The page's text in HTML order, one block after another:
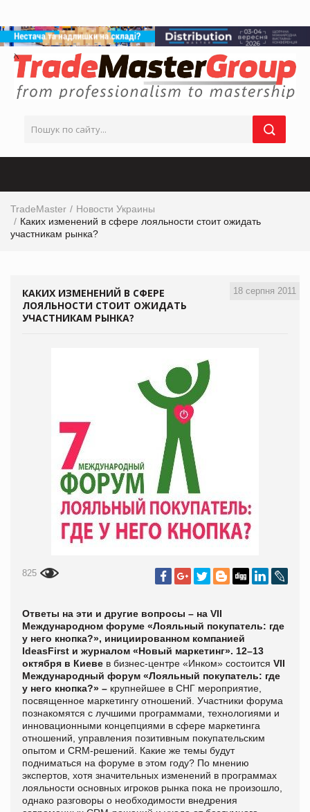
TradeMaster
Новости Украины
Каких изменений в сфере лояльности стоит ожидать
участникам рынка?
18 серпня 2011
КАКИХ ИЗМЕНЕНИЙ В СФЕРЕ
ЛОЯЛЬНОСТИ СТОИТ ОЖИДАТЬ
УЧАСТНИКАМ РЫНКА?
825
Ответы на эти и другие вопросы – на VII
Международном форуме «Лояльный покупатель: где
у него кнопка?», инициированном компанией
IdeasFirst и журналом «Новый маркетинг». 12–13
октября в Киеве в бизнес-центре «Инком» состоится VII
Международный форум «Лояльный покупатель: где
у него кнопка?» – крупнейшее в СНГ мероприятие,
посвященное маркетингу отношений. Участники форума
познакомятся с лучшими программами, технологиями и
инновационными концепциями в сфере маркетинга
отношений, управления позитивным покупательским
опытом и CRM-решений. Какие же темы будут
подниматься на форуме в этом году? По мнению
экспертов, хотя значительных изменений в программах
лояльности основных игроков рынка пока не произошло,
однако разговоры о необходимости внедрения